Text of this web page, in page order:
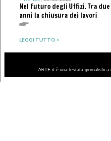
Nel futuro degli Uffizi. Tra due
anni la chiusura dei lavori
LEGGI TUTTO >
ARTE.it è una testata